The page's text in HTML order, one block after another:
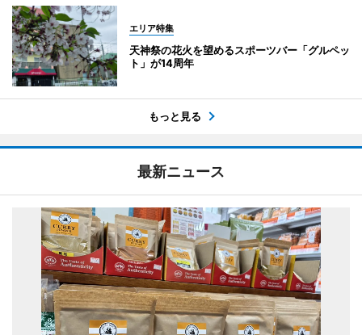
エリア特集
天神祭の花火を望めるスポーツバー「グルペッ
ト」が14周年
もっと見る
最新ニュース